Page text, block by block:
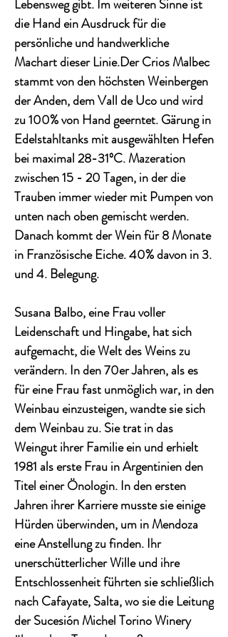
Lebensweg gibt. Im weiteren Sinne ist
die Hand ein Ausdruck für die
persönliche und handwerkliche
Machart dieser Linie.Der Crios Malbec
stammt von den höchsten Weinbergen
der Anden, dem Vall de Uco und wird
zu 100% von Hand geerntet. Gärung in
Edelstahltanks mit ausgewählten Hefen
bei maximal 28-31ºC. Mazeration
zwischen 15 - 20 Tagen, in der die
Trauben immer wieder mit Pumpen von
unten nach oben gemischt werden.
Danach kommt der Wein für 8 Monate
in Französische Eiche. 40% davon in 3.
und 4. Belegung.
Susana Balbo, eine Frau voller
Leidenschaft und Hingabe, hat sich
aufgemacht, die Welt des Weins zu
verändern. In den 70er Jahren, als es
für eine Frau fast unmöglich war, in den
Weinbau einzusteigen, wandte sie sich
dem Weinbau zu. Sie trat in das
Weingut ihrer Familie ein und erhielt
1981 als erste Frau in Argentinien den
Titel einer Önologin. In den ersten
Jahren ihrer Karriere musste sie einige
Hürden überwinden, um in Mendoza
eine Anstellung zu finden. Ihr
unerschütterlicher Wille und ihre
Entschlossenheit führten sie schließlich
nach Cafayate, Salta, wo sie die Leitung
der Sucesión Michel Torino Winery